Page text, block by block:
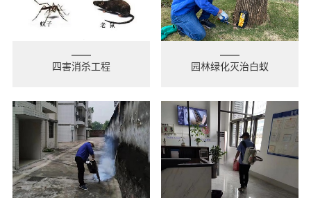
四害消杀工程 园林绿化灭治白蚁